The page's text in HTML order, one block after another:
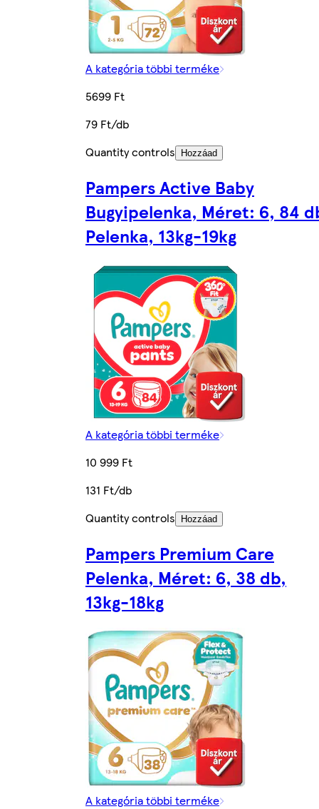
A kategória többi terméke
5699 Ft
79 Ft/db
Quantity controls
Hozzáad
Pampers Active Baby
Bugyipelenka, Méret: 6, 84
Pelenka, 13kg-19kg
A kategória többi terméke
10 999 Ft
131 Ft/db
Quantity controls
Hozzáad
Pampers Premium Care
Pelenka, Méret: 6, 38 db,
13kg-18kg
A kategória többi terméke